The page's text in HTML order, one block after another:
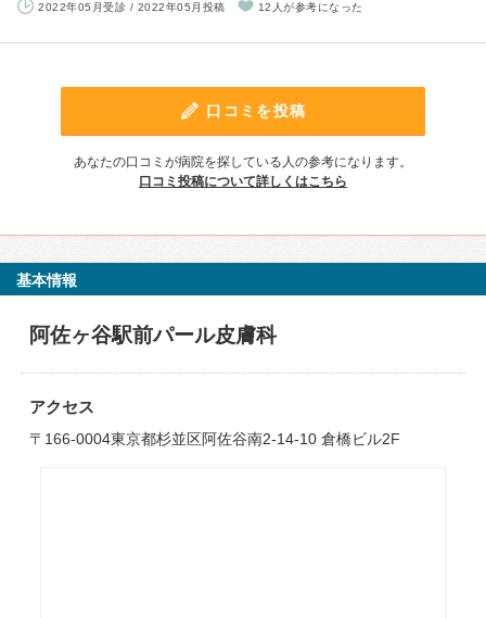
2022年05月受診 / 2022年05月投稿 12人が参考になった
口コミを投稿
あなたの口コミが病院を探している人の参考になります。
口コミ投稿について詳しくはこちら
基本情報
阿佐ヶ谷駅前パール皮膚科
アクセス
〒166-0004東京都杉並区阿佐谷南2-14-10 倉橋ビル2F